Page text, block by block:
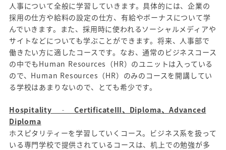
人事について全般に学習していきます。具体的には、企業の
採用の仕方や給料の設定の仕方、有給やボーナスについて学
んでいきます。また、採用時に使われるソーシャルメディアや
サイトなどについても学ぶことができます。将来、人事部で
働きたい方に適したコースです。なお、通常のビジネスコース
の中でもHuman Resources（HR）のユニットは入っている
ので、Human Resources（HR）のみのコースを開講してい
る学校はあまりないので、とても希少です。
Hospitality ‐ CertificateⅢ、Diploma、Advanced
Diploma
ホスピタリティーを学習していくコース。ビジネス系を扱って
いる専門学校で提供されているコースは、机上での勉強が多